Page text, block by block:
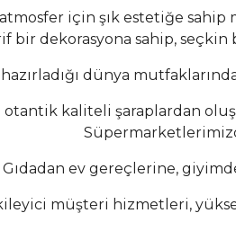
için şık estetiğe
bir dekorasyona sahip, seçkin
dünya
kaliteli şaraplardan
Gıdadan ev gereçlerine,
müşteri hizmetleri,